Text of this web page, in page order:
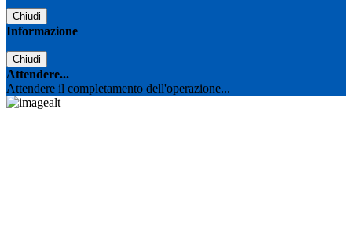
Chiudi
Informazione
Chiudi
Attendere...
Attendere il completamento dell'operazione...